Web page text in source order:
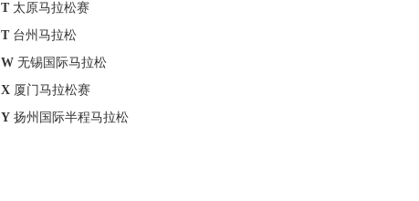
T太原马拉松赛
T台州马拉松
W无锡国际马拉松
X厦门马拉松赛
Y扬州国际半程马拉松